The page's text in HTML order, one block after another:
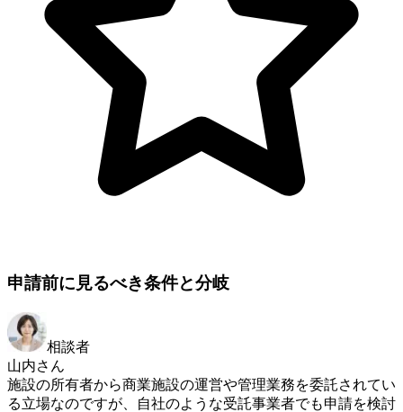
申請前に見るべき条件と分岐
相談者
山内さん
施設の所有者から商業施設の運営や管理業務を委託されてい
る立場なのですが、自社のような受託事業者でも申請を検討